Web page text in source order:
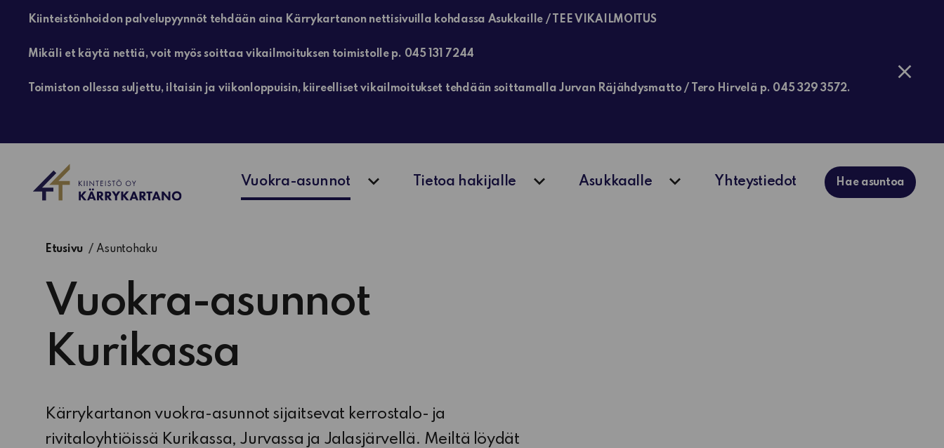
Kiinteistönhoidon palvelupyynnöt tehdään aina Kärrykartanon nettisivuilla kohdassa Asukkaille / TEE VIKAILMOITUS
Mikäli et käytä nettiä, voit myös soittaa vikailmoituksen toimistolle p. 045 131 7244
Toimiston ollessa suljettu, iltaisin ja viikonloppuisin, kiireelliset vikailmoitukset tehdään soittamalla Jurvan Räjähdysmatto / Tero Hirvelä p. 045 329 3572.
Vuokra-asunnot
Tietoa hakijalle
Asukkaalle
Yhteystiedot Hae asuntoa
Etusivu Asuntohaku
Vuokra-asunnot
Kurikassa
Kärrykartanon vuokra-asunnot sijaitsevat kerrostalo- ja
rivitaloyhtiöissä Kurikassa, Jurvassa ja Jalasjärvellä. Meiltä löydät